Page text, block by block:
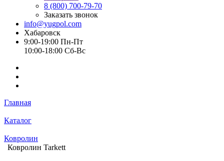
8 (800) 700-79-70
Заказать звонок
info@yugpol.com
Хабаровск
9:00-19:00 Пн-Пт
10:00-18:00 Cб-Вс
Главная
Каталог
Ковролин
Ковролин Tarkett